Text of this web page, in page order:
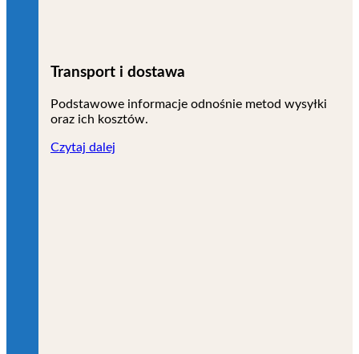
Transport i dostawa
Podstawowe informacje odnośnie metod wysyłki
oraz ich kosztów.
Czytaj dalej